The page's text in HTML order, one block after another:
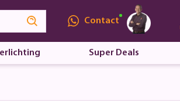
Contact
Super Deals